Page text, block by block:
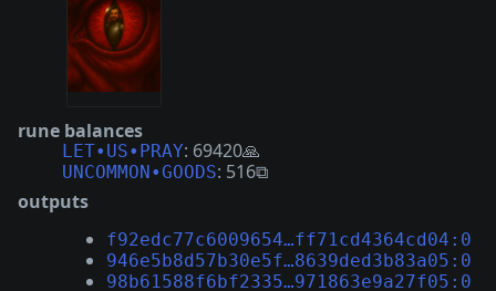
rune balances
LET•US•PRAY: 69420🙏
UNCOMMON•GOODS: 516⧉
outputs
f92edc77c6009654…ff71cd4364cd04:0
946e5b8d57b30e5f…8639ded3b83a05:0
98b61588f6bf2335…971863e9a27f05:0